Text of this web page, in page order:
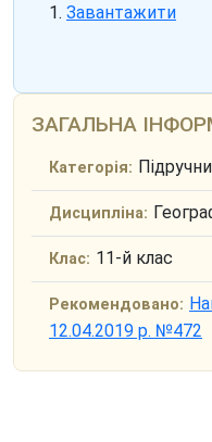
Завантажити
ЗАГАЛЬНА
Категорія:
Дисципліна:
Клас: 11-й клас
Рекомендовано:
12.04.2019 р. №472